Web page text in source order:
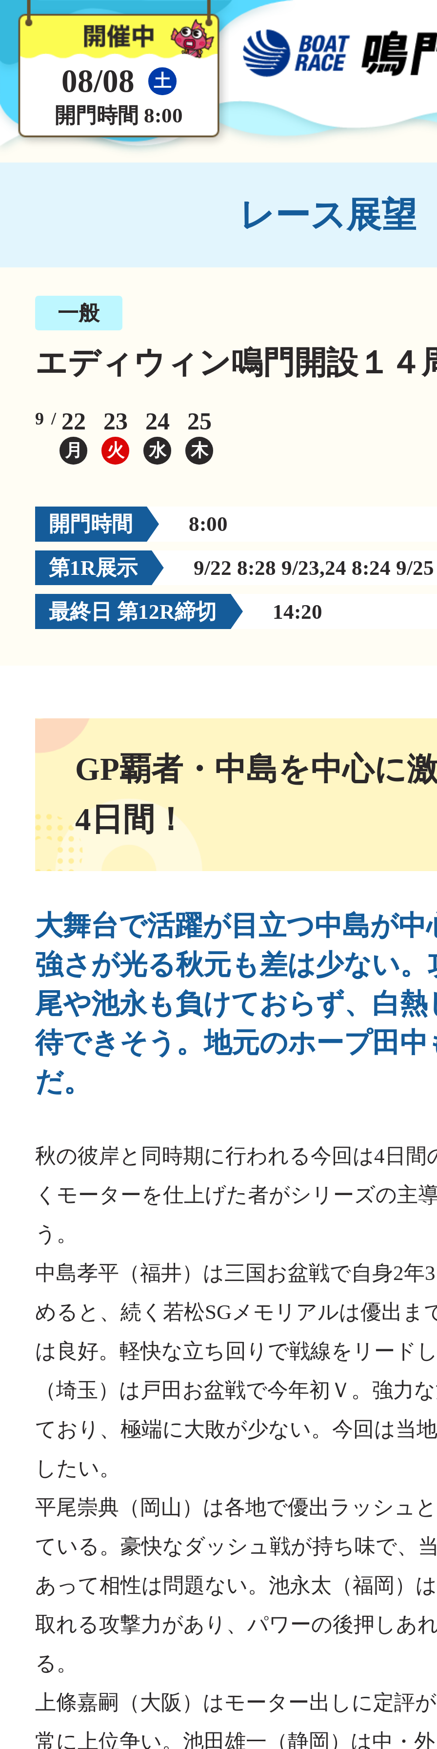
08/08 土
開門時間 8:00
レース展望
一般
エディウィン鳴門開設１４
9 22
月
23
火
24
水
25
木
開門時間
8:00
第1R展示
9/22 8:28 9/23,24 8:24 9/
最終日 第12R締切
14:20
GP覇者・中島を中心に
4日間！
大舞台で活躍が目立つ中島が中
強さが光る秋元も差は少ない
尾や池永も負けておらず、白
待できそう。地元のホープ田
だ。
秋の彼岸と同時期に行われる今回は4日間
くモーターを仕上げた者がシリーズの主
う。
中島孝平（福井）は三国お盆戦で自身2年
めると、続く若松SGメモリアルは優出ま
は良好。軽快な立ち回りで戦線をリード
（埼玉）は戸田お盆戦で今年初Ｖ。強力
ており、極端に大敗が少ない。今回は当
したい。
平尾崇典（岡山）は各地で優出ラッシュ
ている。豪快なダッシュ戦が持ち味で、
あって相性は問題ない。池永太（福岡）
取れる攻撃力があり、パワーの後押しあ
る。
上條嘉嗣（大阪）はモーター出しに定評
常に上位争い。池田雄一（静岡）は中・